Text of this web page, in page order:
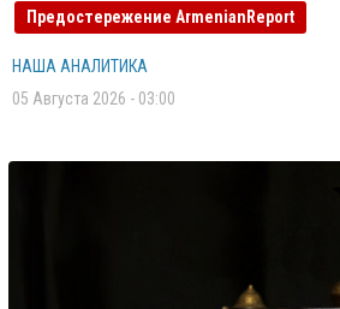
Предостережение ArmenianReport
НАША АНАЛИТИКА
05 Августа 2026 - 03:00